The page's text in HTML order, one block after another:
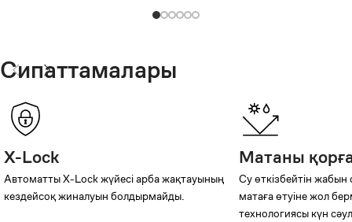
Сипаттамалары
X-Lock
Автоматты X-Lock жүйесі арба жақтауының
кездейсоқ жиналуын болдырмайды.
Матаны
Су өткізбейтін
матаға өтуіне жол
технологиясы күн